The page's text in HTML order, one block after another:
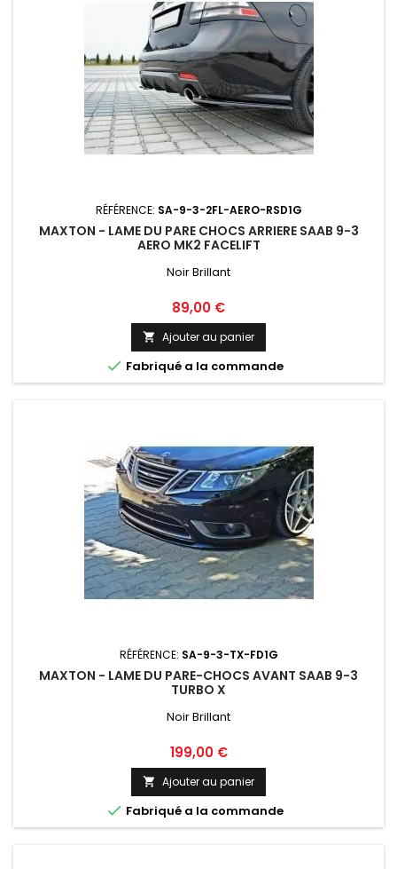
RÉFÉRENCE: SA-9-3-2FL-AERO-RSD1G
MAXTON - LAME DU PARE CHOCS ARRIERE SAAB 9-3
AERO MK2 FACELIFT
Noir Brillant
Prix
89,00 €
 Ajouter au panier
 Fabriqué a la commande
RÉFÉRENCE: SA-9-3-TX-FD1G
MAXTON - LAME DU PARE-CHOCS AVANT SAAB 9-3
TURBO X
Noir Brillant
Prix
199,00 €
 Ajouter au panier
 Fabriqué a la commande